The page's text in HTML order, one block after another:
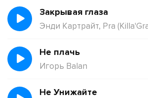
Закрывая глаза
Энди Картрайт, Pra
Не плачь
Игорь Balan
Не Унижайте